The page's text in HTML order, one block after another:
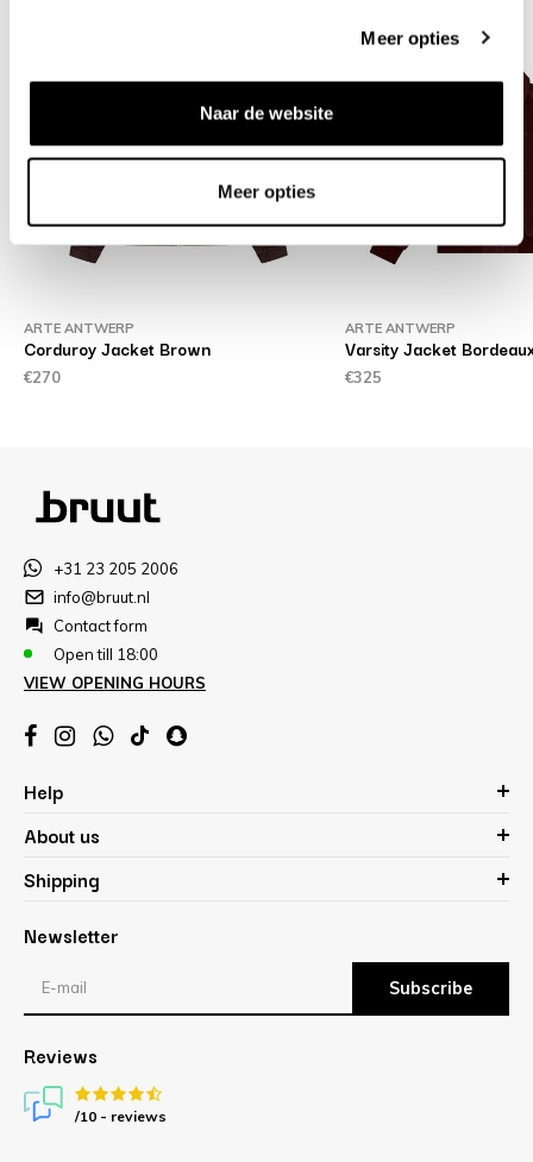
Meer opties
Naar de website
Meer opties
ARTE ANTWERP
Corduroy Jacket Brown
€270
ARTE ANTWERP
Varsity Jacket
€325
+31 23 205 2006
info@bruut.nl
Contact form
Open till 18:00
VIEW OPENING HOURS
Help
About us
Shipping
Newsletter
Subscribe
Reviews
/10 - reviews